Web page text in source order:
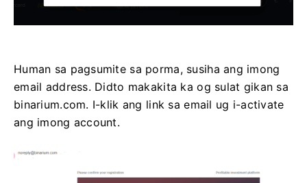
Human sa pagsumite sa porma, susiha ang imong
email address. Didto makakita ka og sulat gikan sa
binarium.com. I-klik ang link sa email ug i-activate
ang imong account.